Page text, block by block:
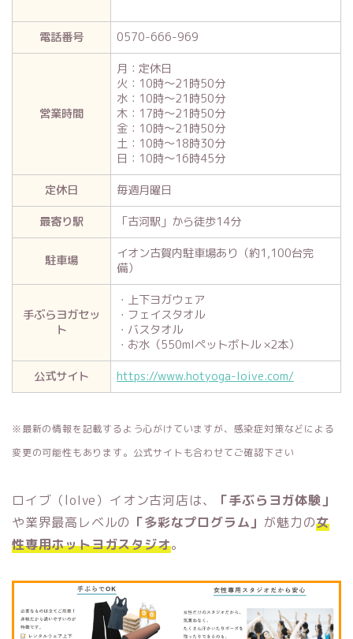
電話番号 0570-666-969
営業時間
月：定休日
火：10時～21時50分
水：10時～21時50分
木：17時～21時50分
金：10時～21時50分
土：10時～18時30分
日：10時～16時45分
定休日
毎週月曜日
最寄り駅
「古河駅」から徒歩14分
駐車場
イオン古賀内駐車場あり（約1,100台完
備）
手ぶらヨガセッ
ト
・上下ヨガウェア
・フェイスタオル
・バスタオル
・お水（550mlペットボトル ×2本）
公式サイト
https://www.hotyoga-loive.com/
※最新の情報を記載するよう心がけていますが、感染症対策などによる
変更の可能性もあります。公式サイトも合わせてご確認下さい
ロイブ（loIve）イオン古河店は、
「手ぶらヨガ体験」
や業界最高レベルの 「多彩なプログラム」 が魅力の女
性専用ホットヨガスタジオ。